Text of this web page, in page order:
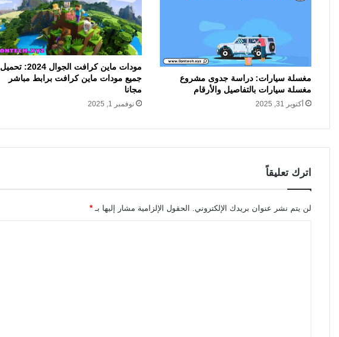
مغسلة سيارات: دراسة جدوى مشروع
مغسلة سيارات بالتفاصيل والأرقام
أكتوبر 31, 2025
مودات ماين كرافت الجوال 2024: تحميل
جميع مودات ماين كرافت برابط مباشر
مجانا
نوفمبر 1, 2025
اترك تعليقاً
لن يتم نشر عنوان بريدك الإلكتروني. الحقول الإلزامية مشار إليها بـ *